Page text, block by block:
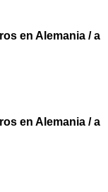
en Alemania / a
en Alemania / a